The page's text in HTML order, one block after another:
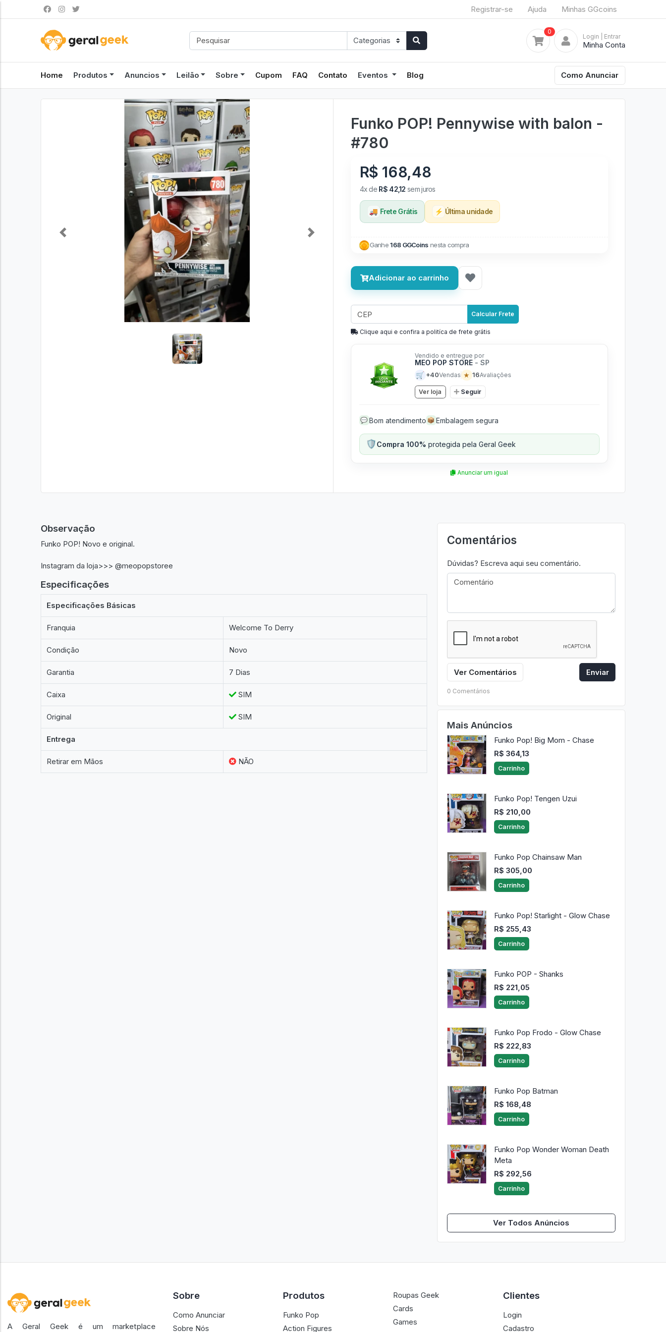
Registrar-se Ajuda Minhas GGcoins
0
Login | Entrar
Minha Conta
Home Produtos Anuncios Leilão Sobre Cupom FAQ Contato Eventos Blog Como Anunciar
Previous Next
Funko POP! Pennywise with balon -
#780
R$ 168,48
4x de R$ 42,12 sem juros
🚚 Frete Grátis ⚡ Última unidade
Ganhe168 GGCoins nesta compra
Adicionar ao carrinho
Calcular Frete
Clique aqui e confira a politíca de frete grátis
Vendido e entregue por
MEO POP STORE - SP
🛒 +40Vendas ★ 16Avaliações
Ver loja Seguir
💬 Bom atendimento 📦 Embalagem segura
🛡️Compra 100% protegida pela Geral Geek
Anunciar um igual
Observação
Funko POP! Novo e original.
Instagram da loja>>> @meopopstoree
Especificações
Especificações Básicas
Franquia Welcome To Derry
Condição Novo
Garantia 7 Dias
Caixa SIM
Original SIM
Entrega
Retirar em Mãos NÃO
Comentários
Dúvidas? Escreva aqui seu comentário.
Ver Comentários Enviar
0 Comentários
Mais Anúncios
Funko Pop! Big Mom - Chase
R$ 364,13
Carrinho
Funko Pop! Tengen Uzui
R$ 210,00
Carrinho
Funko Pop Chainsaw Man
R$ 305,00
Carrinho
Funko Pop! Starlight - Glow Chase
R$ 255,43
Carrinho
Funko POP - Shanks
R$ 221,05
Carrinho
Funko Pop Frodo - Glow Chase
R$ 222,83
Carrinho
Funko Pop Batman
R$ 168,48
Carrinho
Funko Pop Wonder Woman Death
Meta
R$ 292,56
Carrinho
Ver Todos Anúncios
A Geral Geek é um marketplace
Sobre
Como Anunciar
Sobre Nós
Produtos
Funko Pop
Action Figures
Roupas Geek
Cards
Games
Clientes
Login
Cadastro